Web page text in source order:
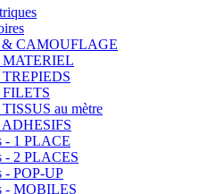
CAMOUFLAGE
MATERIEL
TREPIEDS
FILETS
au mètre
ADHESIFS
- 1 PLACE
- 2 PLACES
- POP-UP
- MOBILES